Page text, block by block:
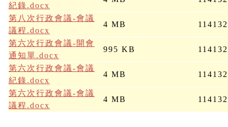
紀錄.docx
第八次行政會議-會議
議程.docx
4 MB
第六次行政會議-開會
通知單.docx
995 KB
第六次行政會議-會議
紀錄.docx
4 MB
第六次行政會議-會議
議程.docx
4 MB